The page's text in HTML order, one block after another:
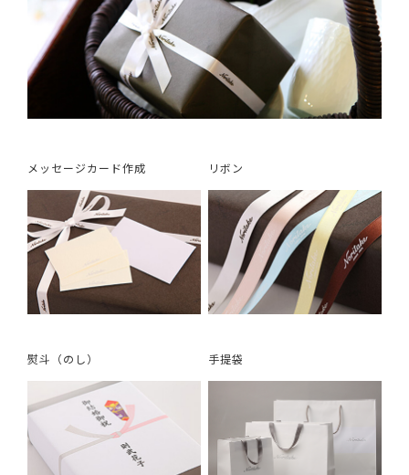
メッセージカード作成 リボン
熨斗（のし） 手提袋